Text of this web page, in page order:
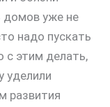
домов уже не
надо пускать
с этим делать,
уделили
развития